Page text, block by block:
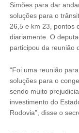
Simões para dar
soluções para o
26,5 e km 23, pontos
diariamente. O
participou da reunião
“Foi uma reunião
soluções para o
sendo muito
investimento do
Rodovia”, disse o